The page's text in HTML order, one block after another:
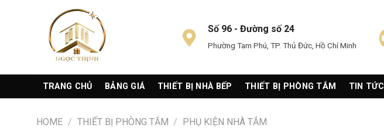
Số 96 - Đường số 24
Phường Tam Phú, TP. Thủ Đức, Hồ Chí Minh
TRANG CHỦ BẢNG GIÁ THIẾT BỊ NHÀ BẾP THIẾT BỊ PHÒNG TẮM TIN TỨC
HOME / THIẾT BỊ PHÒNG TẮM / PHỤ KIỆN NHÀ TẮM